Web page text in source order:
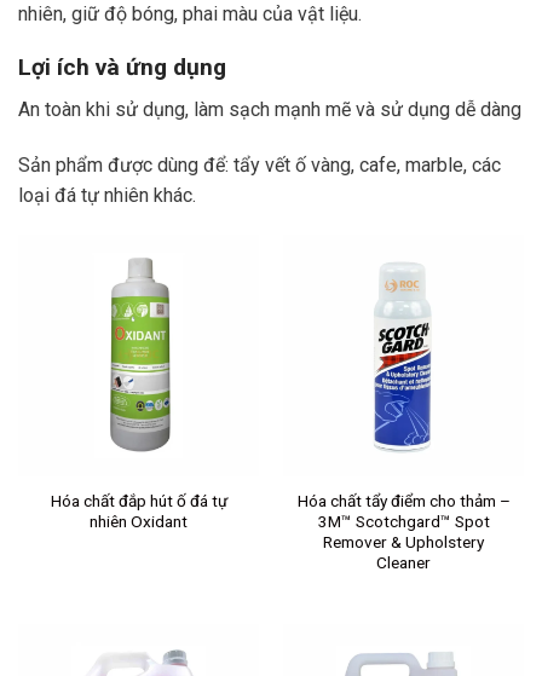
nhiên, giữ độ bóng, phai màu của vật liệu.
Lợi ích và ứng dụng
An toàn khi sử dụng, làm sạch mạnh mẽ và sử dụng dễ dàng
Sản phẩm được dùng để: tẩy vết ố vàng, cafe, marble, các
loại đá tự nhiên khác.
Hóa chất đắp hút ố đá tự
nhiên Oxidant
Hóa chất tẩy điểm cho thảm –
3M™ Scotchgard™ Spot
Remover & Upholstery
Cleaner